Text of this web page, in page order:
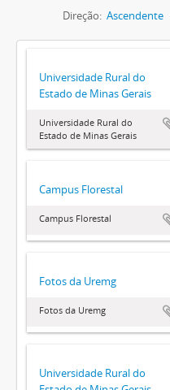
Direção: Ascendente
Universidade Rural do
Estado de Minas Gerais
Universidade Rural do
Estado de Minas Gerais
Campus Florestal
Campus Florestal
Fotos da Uremg
Fotos da Uremg
Universidade Rural do